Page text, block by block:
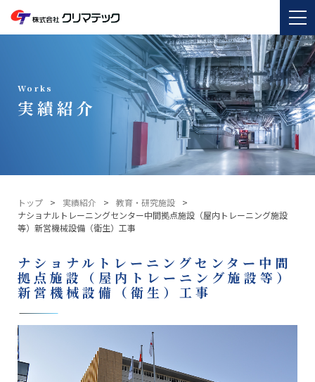
Works
実績紹介
トップ 実績紹介
教育・研究施設
ナショナルトレーニングセンター中間拠点施設（屋内トレーニング施設
等）新営機械設備（衛生）工事
ナショナルトレーニングセンター中間
拠点施設（屋内トレーニング施設等）
新営機械設備（衛生）工事